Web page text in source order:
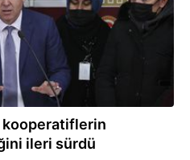
kooperatiflerin
ileri sürdü